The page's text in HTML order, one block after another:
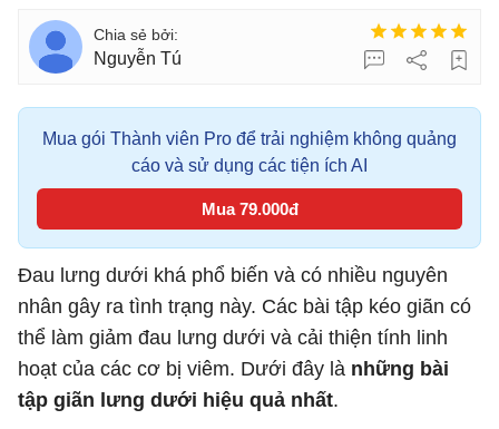
Nguyễn Tú
Mua gói Thành viên Pro để trải nghiệm không quảng
cáo và sử dụng các tiện ích AI
Mua 79.000đ
Đau lưng dưới khá phổ biến và có nhiều nguyên
nhân gây ra tình trạng này. Các bài tập kéo giãn có
thể làm giảm đau lưng dưới và cải thiện tính linh
hoạt của các cơ bị viêm. Dưới đây là những bài
tập giãn lưng dưới hiệu quả nhất.